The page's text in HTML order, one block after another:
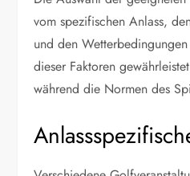
vom spezifischen Anlass,
und den
dieser Faktoren
während die Normen des